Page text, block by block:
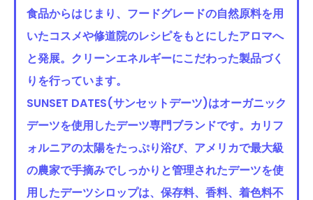
食品からはじまり、フードグレードの自然原料を用
いたコスメや修道院のレシピをもとにしたアロマへ
と発展。クリーンエネルギーにこだわった製品づく
りを行っています。
SUNSET DATES(サンセットデーツ)はオーガニック
デーツを使用したデーツ専門ブランドです。カリフ
ォルニアの太陽をたっぷり浴び、アメリカで最大級
の農家で手摘みでしっかりと管理されたデーツを使
用したデーツシロップは、保存料、香料、着色料不